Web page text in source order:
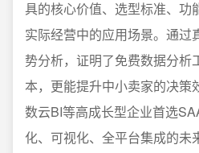
具的核心价值、选型标准、功
实际经营中的应用场景。通过
势分析，证明了免费数据分析
本，更能提升中小卖家的决策
数云BI等高成长型企业首选
化、可视化、全平台集成的未